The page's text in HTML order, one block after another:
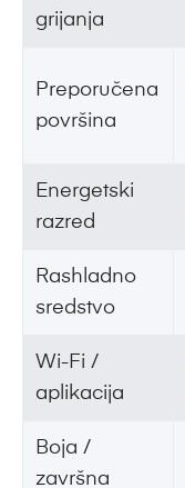
grijanja
Preporučena
površina
Energetski
razred
Rashladno
sredstvo
Wi-Fi /
aplikacija
Boja /
završna